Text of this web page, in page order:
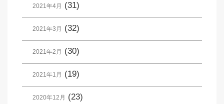
2021年4月 (31)
2021年3月 (32)
2021年2月 (30)
2021年1月 (19)
2020年12月 (23)